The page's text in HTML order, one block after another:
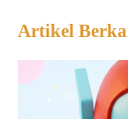
Artikel